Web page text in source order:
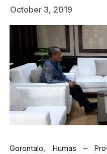
October 3, 2019
Gorontalo, Humas –